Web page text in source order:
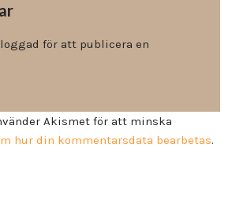
för att publicera en
Akismet för att minska
hur din kommentarsdata bearbetas.